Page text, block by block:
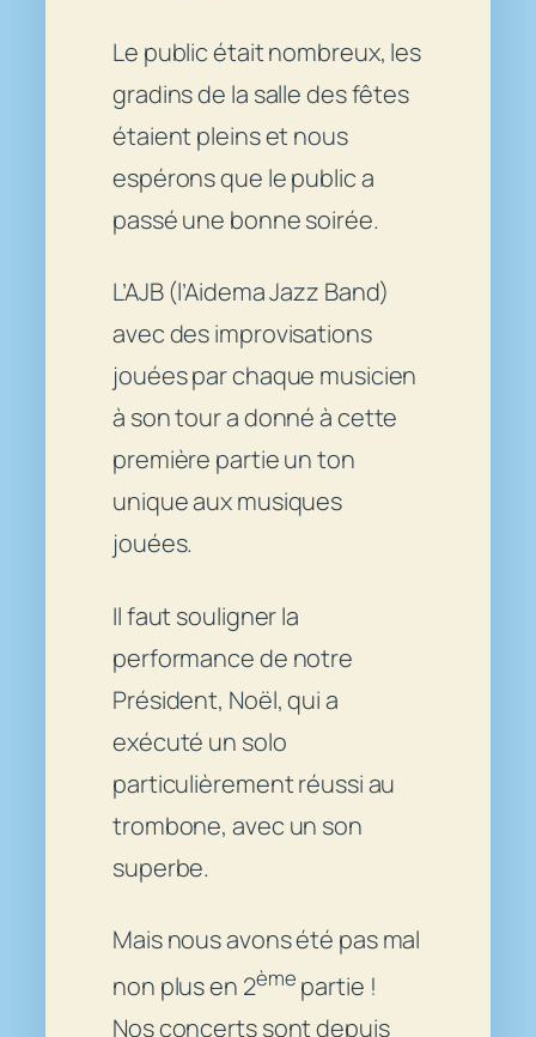
Le public était nombreux, les
gradins de la salle des fêtes
étaient pleins et nous
espérons que le public a
passé une bonne soirée.
L’AJB (l’Aidema Jazz Band)
avec des improvisations
jouées par chaque musicien
à son tour a donné à cette
première partie un ton
unique aux musiques
jouées.
Il faut souligner la
performance de notre
Président, Noël, qui a
exécuté un solo
particulièrement réussi au
trombone, avec un son
superbe.
Mais nous avons été pas mal
non plus en 2ème partie !
Nos concerts sont depuis